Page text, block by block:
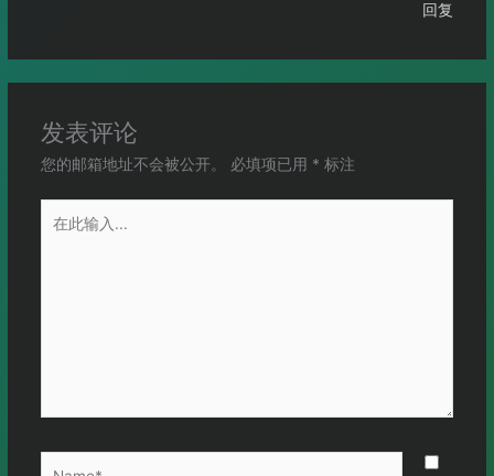
回复
发表评论
您的邮箱地址不会被公开。 必填项已用 * 标注